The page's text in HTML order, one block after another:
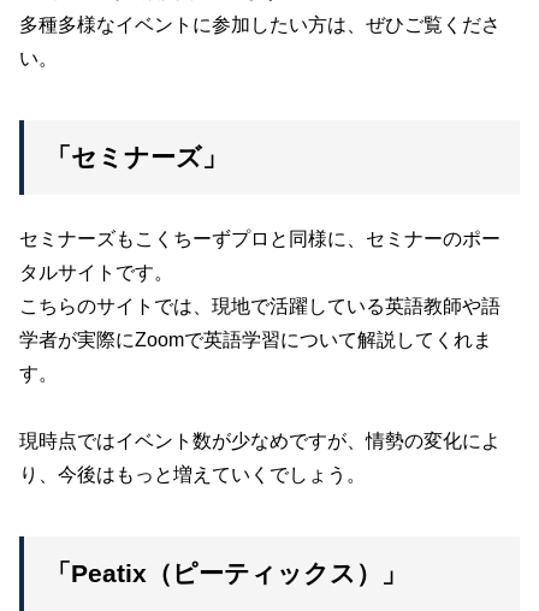
多種多様なイベントに参加したい方は、ぜひご覧くださ
い。
「セミナーズ」
セミナーズもこくちーずプロと同様に、セミナーのポー
タルサイトです。
こちらのサイトでは、現地で活躍している英語教師や語
学者が実際にZoomで英語学習について解説してくれま
す。
現時点ではイベント数が少なめですが、情勢の変化によ
り、今後はもっと増えていくでしょう。
「Peatix（ピーティックス）」